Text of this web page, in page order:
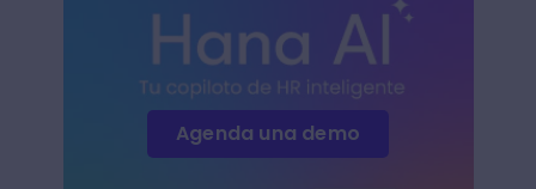
Agenda una demo